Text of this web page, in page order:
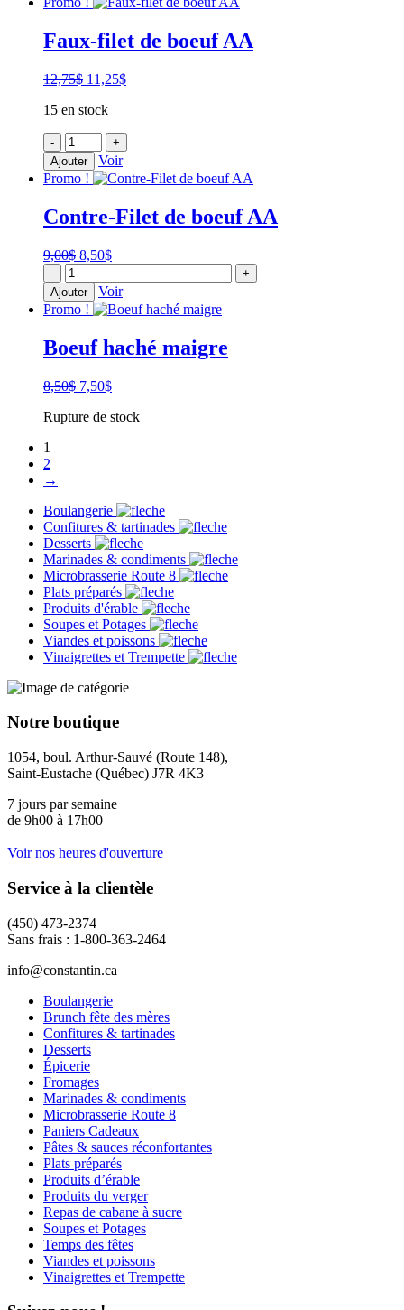
de
marinée
Faux-filet de boeuf AA
12,75$ Le
initial
12,75$.
11,25$Le
15 en stock
-
quantité
de
Faux-
filet
boeuf
+
Ajouter
Voir
Promo !
Contre-Filet de boeuf AA
9,00$ Le
initial
était :
9,00$.
8,50$Le
actuel
est :
8,50$.
-
quantité
de
Contre-
Filet
boeuf
+
Ajouter
Voir
Promo !
Boeuf haché maigre
8,50$ Le
initial
7,50$Le
actuel
Rupture de stock
1
2
→
Boulangerie
Confitures & tartinades
Desserts
Marinades & condiments
Microbrasserie Route 8
Plats préparés
Produits d'érable
Soupes et Potages
Viandes et poissons
Vinaigrettes et Trempette
Notre boutique
1054, boul. Arthur-Sauvé (Route 148),
Saint-Eustache (Québec) J7R 4K3
7 jours par semaine
de 9h00 à 17h00
Voir nos heures d'ouverture
Service à la clientèle
(450) 473-2374
Sans frais : 1-800-363-2464
info@constantin.ca
Boulangerie
Brunch fête des mères
Confitures & tartinades
Desserts
Épicerie
Fromages
Marinades & condiments
Microbrasserie Route 8
Paniers Cadeaux
Pâtes & sauces réconfortantes
Plats préparés
Produits d’érable
Produits du verger
Repas de cabane à sucre
Soupes et Potages
Temps des fêtes
Viandes et poissons
Vinaigrettes et Trempette